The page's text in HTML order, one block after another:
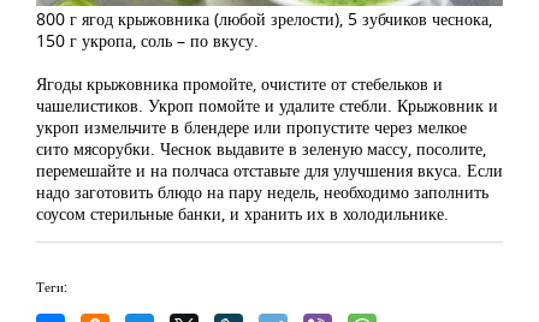
800 г ягод крыжовника (любой зрелости), 5 зубчиков чеснока,
150 г укропа, соль – по вкусу.
Ягоды крыжовника промойте, очистите от стебельков и
чашелистиков. Укроп помойте и удалите стебли. Крыжовник и
укроп измельчите в блендере или пропустите через мелкое
сито мясорубки. Чеснок выдавите в зеленую массу, посолите,
перемешайте и на полчаса отставьте для улучшения вкуса. Если
надо заготовить блюдо на пару недель, необходимо заполнить
соусом стерильные банки, и хранить их в холодильнике.
Теги: